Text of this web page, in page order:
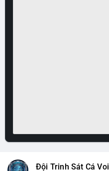
Đội Trinh Sát Cá Voi